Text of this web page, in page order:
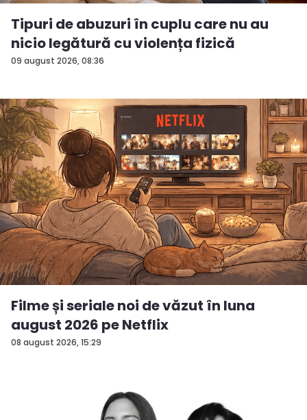
09 august 2026, 08:36
Tipuri de abuzuri în cuplu care nu au
nicio legătură cu violența fizică
08 august 2026, 15:29
Filme și seriale noi de văzut în luna
august 2026 pe Netflix